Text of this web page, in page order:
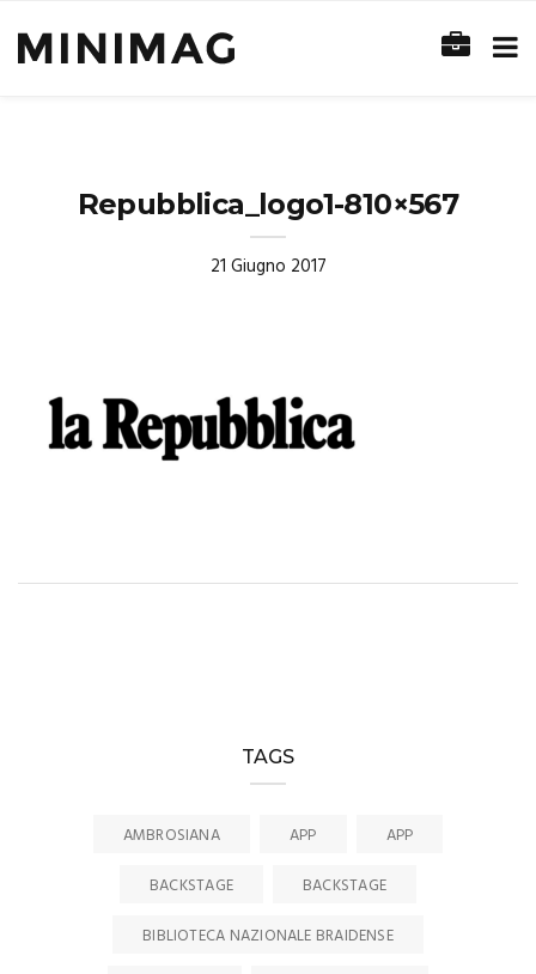
Repubblica_logo1-810×567
21 Giugno 2017
TAGS
AMBROSIANA APP
APP
BACKSTAGE
BACKSTAGE
BIBLIOTECA NAZIONALE BRAIDENSE